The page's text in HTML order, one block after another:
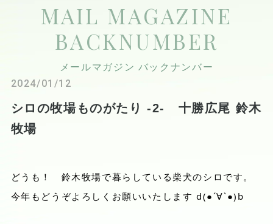
MAIL MAGAZINE
BACKNUMBER
メールマガジン バックナンバー
2024/01/12
シロの牧場ものがたり -2- 十勝広尾 鈴木
牧場
どうも！ 鈴木牧場で暮らしている柴犬のシロです。
今年もどうぞよろしくお願いいたします d(●´∀`●)b